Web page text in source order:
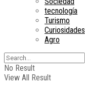
tecnología
Turismo
Curiosidades
Agro
No Result
View All Result